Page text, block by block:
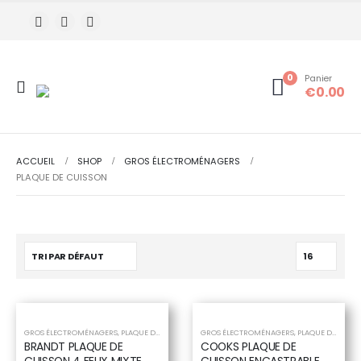
de 20 ans
0 Panier
€0.00
ACCUEIL SHOP
GROS ÉLECTROMÉNAGERS
PLAQUE DE CUISSON
GROS ÉLECTROMÉNAGERS, PLAQUE DE CUISSON PLAQUE MIXTE
BRANDT PLAQUE DE
GROS ÉLECTROMÉNAGERS, PLAQUE DE CUISSON
COOKS PLAQUE DE